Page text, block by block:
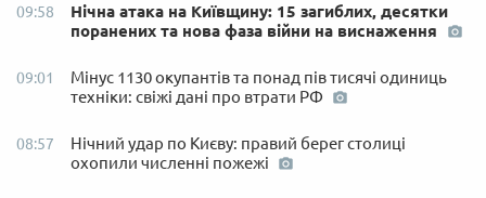
09:58
Нічна атака на Київщину: 15 загиблих, десятки
поранених та нова фаза війни на виснаження
09:01
Мінус 1130 окупантів та понад пів тисячі одиниць
техніки: свіжі дані про втрати РФ
08:57
Нічний удар по Києву: правий берег столиці
охопили численні пожежі